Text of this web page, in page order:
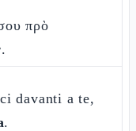
πρὸ
davanti a te,
.